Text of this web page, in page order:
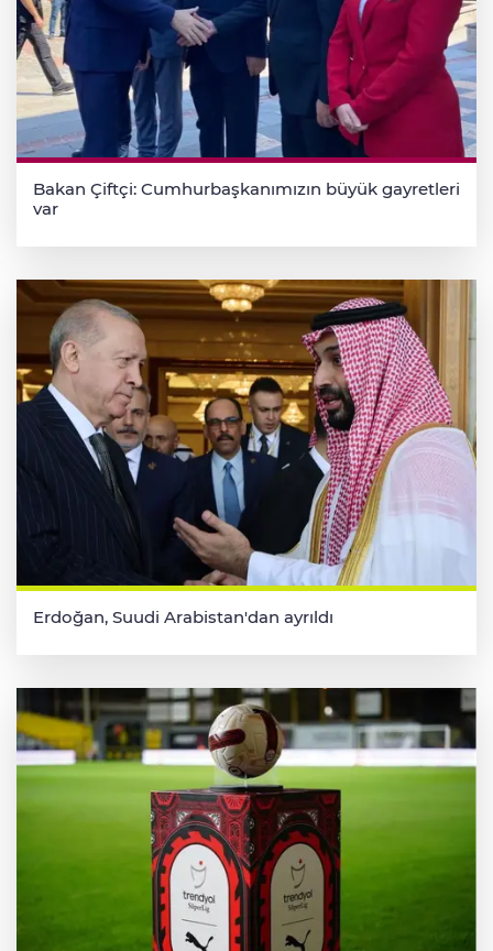
Bakan Çiftçi: Cumhurbaşkanımızın büyük gayretleri
var
Erdoğan, Suudi Arabistan'dan ayrıldı